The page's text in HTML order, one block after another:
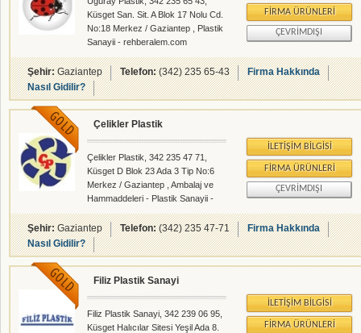
Küsget San. Sit. A Blok 17 Nolu Cd.
No:18 Merkez / Gaziantep , Plastik
Sanayii - rehberalem.com
alanlarında faliyet gösteren
firmamızdır.
FIRMA ÜRÜNLERI
ÇEVRIMDIŞI
Şehir:Gaziantep Telefon:(342) 235 65-43
Firma Hakkında
Nasıl Gidilir?
Çelikler Plastik
Çelikler Plastik, 342 235 47 71,
Küsget D Blok 23 Ada 3 Tip No:6
Merkez / Gaziantep , Ambalaj ve
Hammaddeleri - Plastik Sanayii -
rehberalem.com alanlarında faliyet
gösteren firmamızdır.
İLETIŞIM BILGISI
FIRMA ÜRÜNLERI
ÇEVRIMDIŞI
Şehir:Gaziantep Telefon:(342) 235 47-71
Firma Hakkında
Nasıl Gidilir?
Filiz Plastik Sanayi
Filiz Plastik Sanayi, 342 239 06 95,
Küsget Halıcılar Sitesi Yeşil Ada 8.
İLETIŞIM BILGISI
FIRMA ÜRÜNLERI